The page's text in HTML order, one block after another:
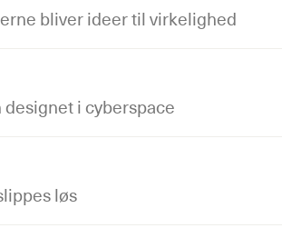
bliver ideer til virkelighed
designet i cyberspace
løs